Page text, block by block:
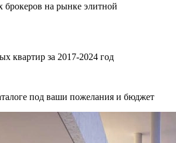
на рынке элитной
квартир за 2017-2024 год
под ваши пожелания и бюджет